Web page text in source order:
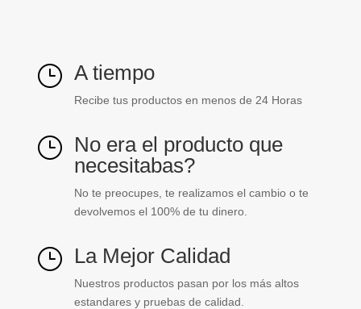
} A tiempo
Recibe tus productos en menos de 24 Horas
} No era el producto que
necesitabas?
No te preocupes, te realizamos el cambio o te
devolvemos el 100% de tu dinero.
} La Mejor Calidad
Nuestros productos pasan por los más altos
estandares y pruebas de calidad.